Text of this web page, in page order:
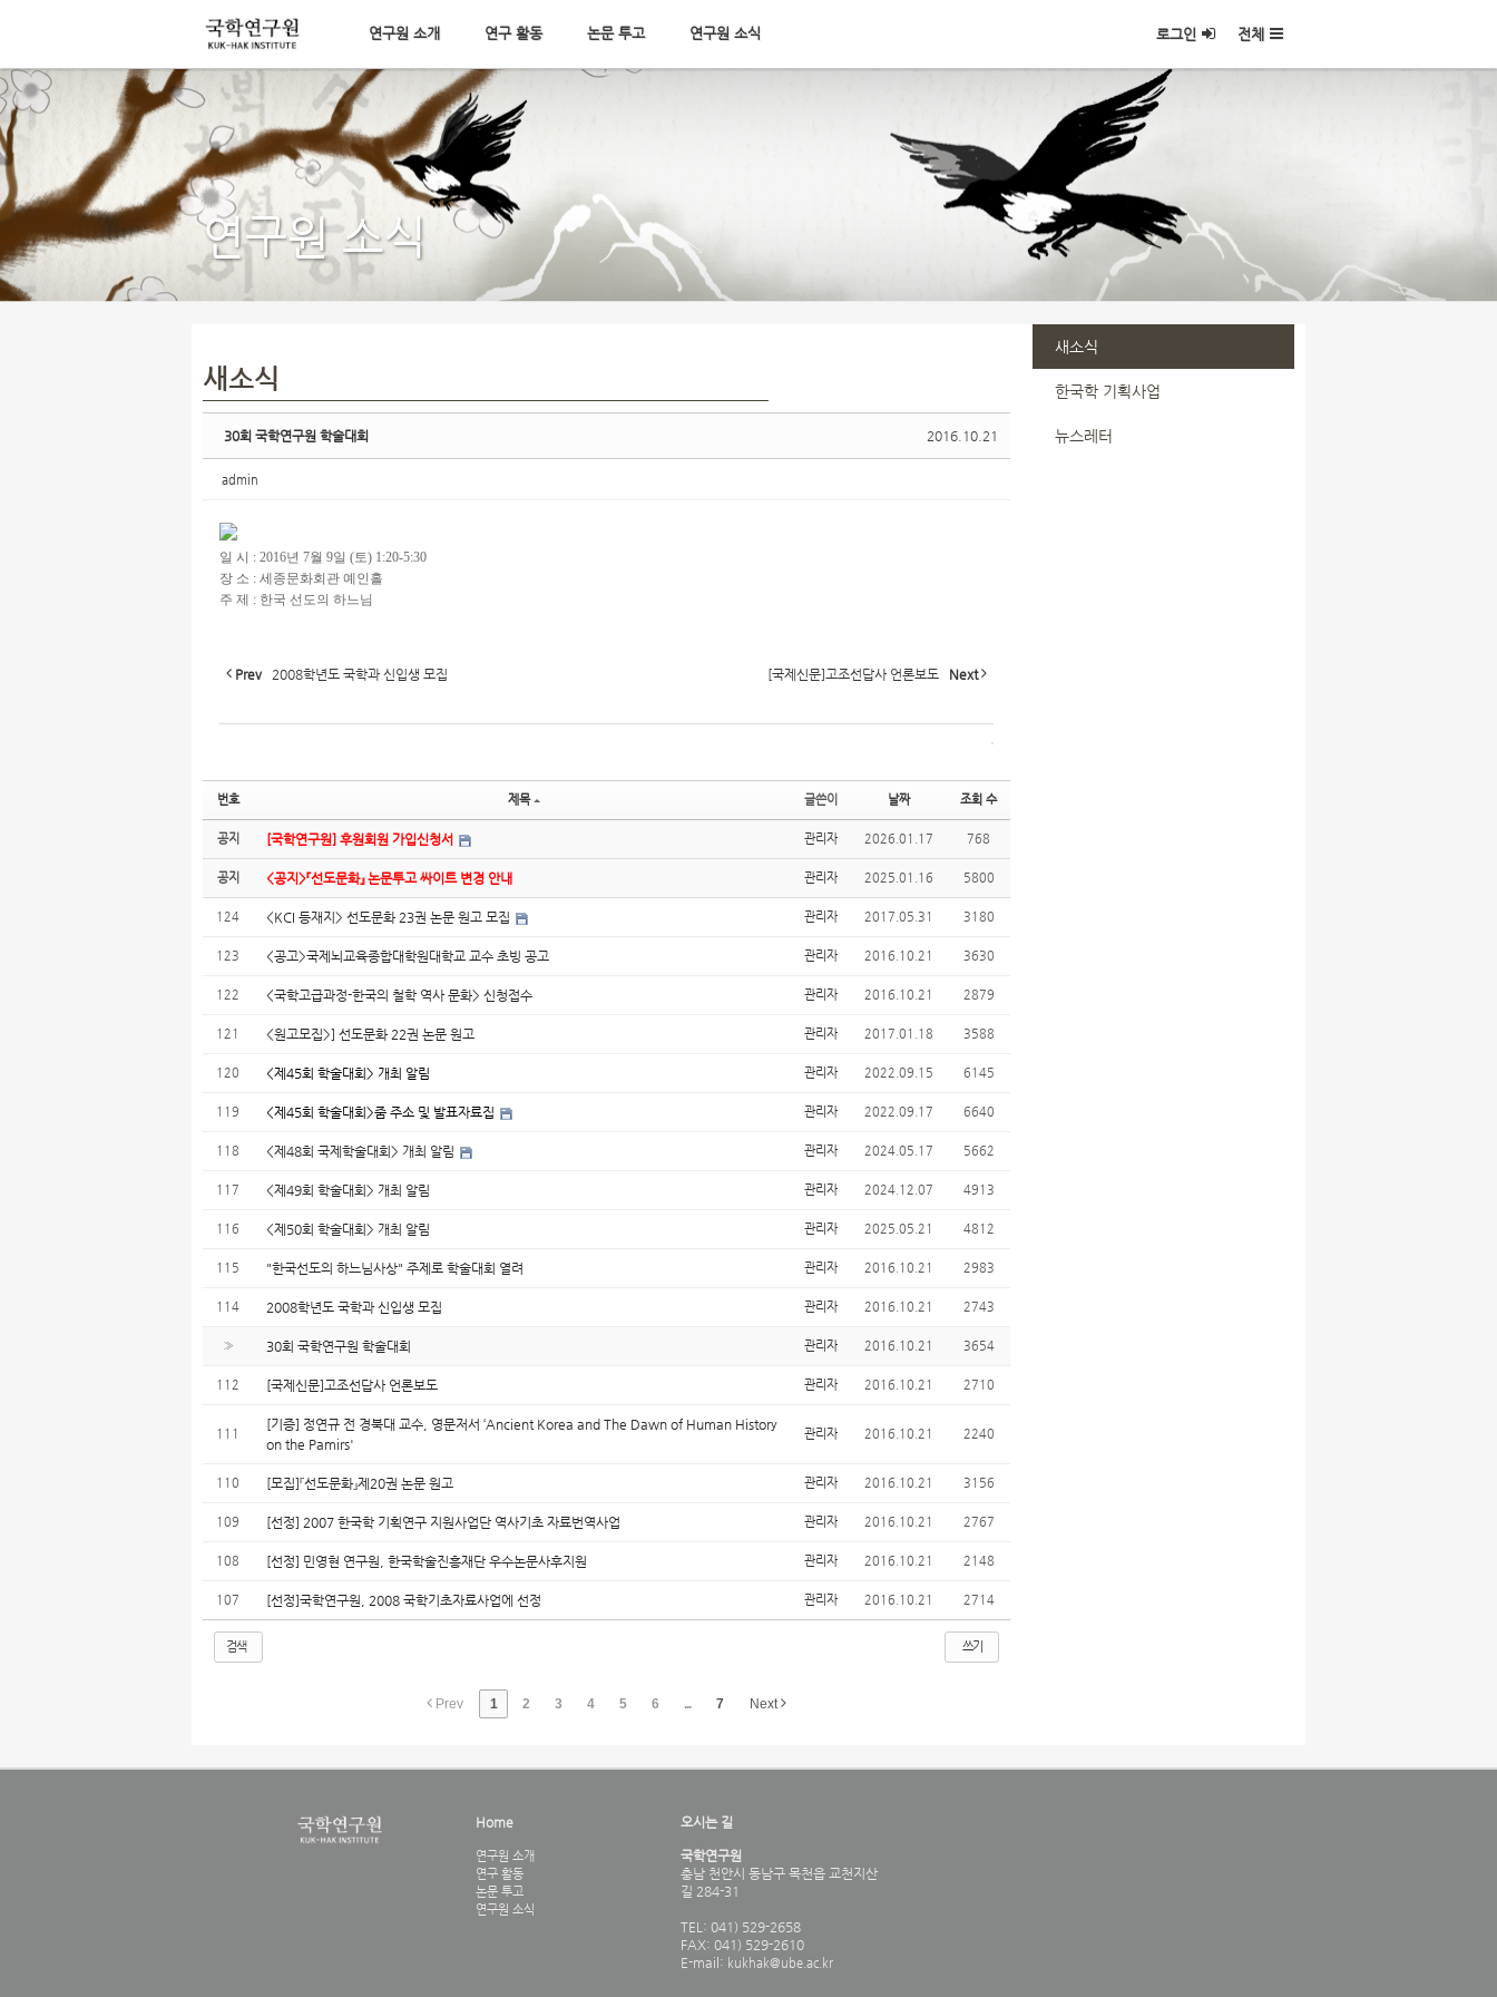
메뉴 건너뛰기
연구원 소개 연구 활동 논문 투고 연구원 소식 로그인 전체
연구원 소식
새소식
한국학 기획사업
뉴스레터
새소식
2016.10.21
30회 국학연구원 학술대회
admin
일 시 : 2016년 7월 9일 (토) 1:20-5:30
장 소 : 세종문화회관 예인홀
주 제 : 한국 선도의 하느님
Prev 2008학년도 국학과 신입생 모집 [국제신문]고조선답사 언론보도 Next
번호 제목 글쓴이 날짜 조회 수
공지 [국학연구원] 후원회원 가입신청서 관리자 2026.01.17 768
공지 <공지>『선도문화』 논문투고 싸이트 변경 안내 관리자 2025.01.16 5800
124 <KCI 등재지> 선도문화 23권 논문 원고 모집 관리자 2017.05.31 3180
123 <공고>국제뇌교육종합대학원대학교 교수 초빙 공고 관리자 2016.10.21 3630
122 <국학고급과정-한국의 철학 역사 문화> 신청접수 관리자 2016.10.21 2879
121 <원고모집>] 선도문화 22권 논문 원고 관리자 2017.01.18 3588
120 <제45회 학술대회> 개최 알림 관리자 2022.09.15 6145
119 <제45회 학술대회>줌 주소 및 발표자료집 관리자 2022.09.17 6640
118 <제48회 국제학술대회> 개최 알림 관리자 2024.05.17 5662
117 <제49회 학술대회> 개최 알림 관리자 2024.12.07 4913
116 <제50회 학술대회> 개최 알림 관리자 2025.05.21 4812
115 "한국선도의 하느님사상" 주제로 학술대회 열려 관리자 2016.10.21 2983
114 2008학년도 국학과 신입생 모집 관리자 2016.10.21 2743
» 30회 국학연구원 학술대회 관리자 2016.10.21 3654
112 [국제신문]고조선답사 언론보도 관리자 2016.10.21 2710
111
[기증] 정연규 전 경북대 교수, 영문저서 ‘Ancient Korea and The Dawn of Human History
on the Pamirs'
관리자 2016.10.21 2240
110 [모집]『선도문화』제20권 논문 원고 관리자 2016.10.21 3156
109 [선정] 2007 한국학 기획연구 지원사업단 역사기초 자료번역사업 관리자 2016.10.21 2767
108 [선정] 민영현 연구원, 한국학술진흥재단 우수논문사후지원 관리자 2016.10.21 2148
107 [선정]국학연구원, 2008 국학기초자료사업에 선정 관리자 2016.10.21 2714
검색 쓰기
Prev 1 2 3 4 5 6 ... 7 Next
Home
연구원 소개
연구 활동
논문 투고
연구원 소식
오시는 길
국학연구원
충남 천안시 동남구 목천읍 교천지산
길 284-31
TEL: 041) 529-2658
FAX: 041) 529-2610
E-mail: kukhak@ube.ac.kr
Sketchbook5, 스케치북5
Sketchbook5, 스케치북5